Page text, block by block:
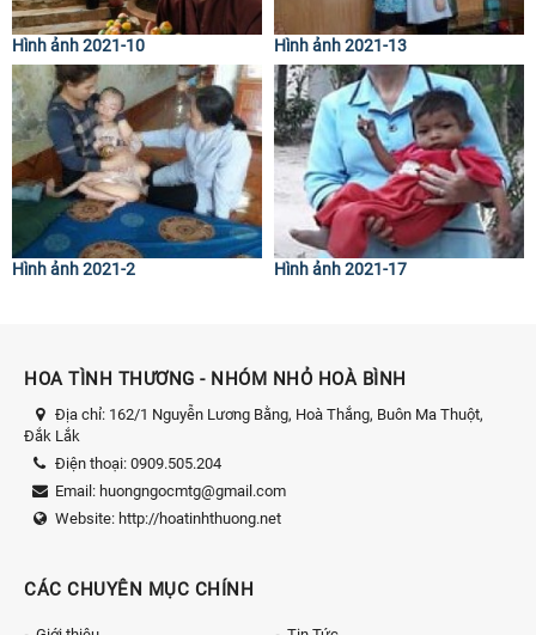
Hình ảnh 2021-10 Hình ảnh 2021-13
Hình ảnh 2021-2 Hình ảnh 2021-17
HOA TÌNH THƯƠNG - NHÓM NHỎ HOÀ BÌNH
Địa chỉ: 162/1 Nguyễn Lương Bằng, Hoà Thắng, Buôn Ma Thuột,
Đắk Lắk
Điện thoại: 0909.505.204
Email: huongngocmtg@gmail.com
Website: http://hoatinhthuong.net
CÁC CHUYÊN MỤC CHÍNH